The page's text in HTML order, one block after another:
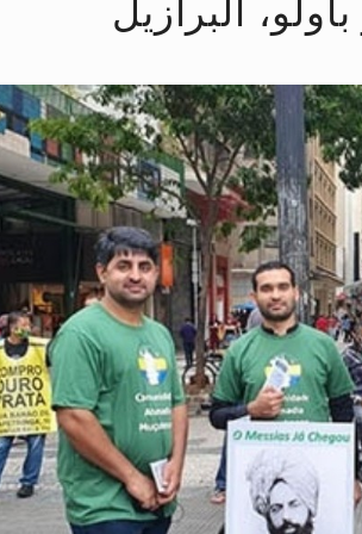
امير المؤمنين أيده الله
يطرس وأعداء الإسلام اضغط
والمعراج >> المزيد
النبيين صلى الله عليه وسلم >>
البرازيل